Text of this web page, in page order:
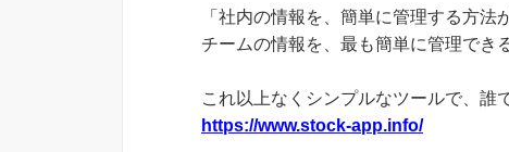
「社内の情報を、簡単に管理する方法
チームの情報を、最も簡単に管理でき
これ以上なくシンプルなツールで、誰
https://www.stock-app.info/